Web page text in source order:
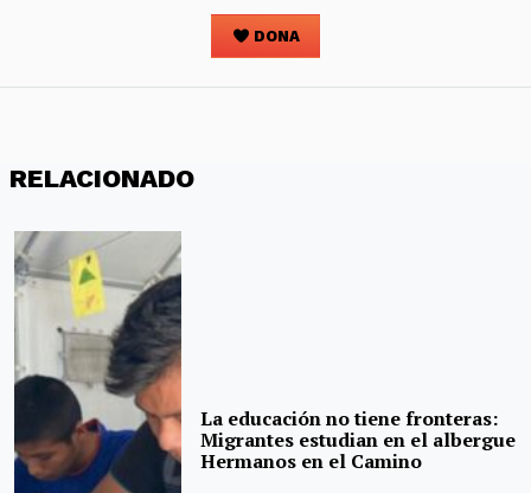
DONA
RELACIONADO
La educación no tiene fronteras:
Migrantes estudian en el albergue
Hermanos en el Camino